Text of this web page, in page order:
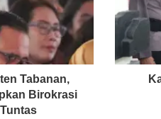
Tabanan,
Birokrasi